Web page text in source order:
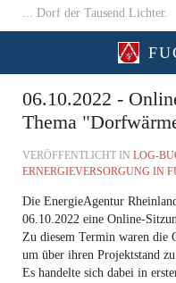
... Dorf der Tausend Lichter.
06.10.2022 -
Thema
VERÖFFENTLICHT IN LOG-
ERNERGIEVERSORGUNG IN
Die EnergieAgentur
06.10.2022 eine Online-
Zu diesem Termin waren die
um über ihren Projektstand
Es handelte sich dabei in